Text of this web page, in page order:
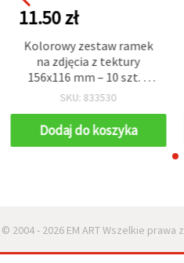
11.50 zł
Kolorowy zestaw ramek
na zdjęcia z tektury
156x116 mm – 10 szt. z
dekoracyjnymi klipsami i
jutowym, idealny do
kreatywnych ekspozycji
SKU: 833530
Dodaj do koszyka
© 2004 - 2026 EM ART Wszelkie prawa